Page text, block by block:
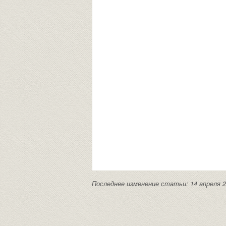
Последнее изменение статьи: 14 апреля